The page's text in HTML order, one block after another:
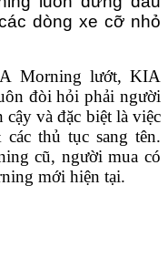
dòng xe cỡ nhỏ
Morning lướt, KIA
đòi hỏi phải người
và đặc biệt là việc
thủ tục sang tên.
cũ, người mua có
mới hiện tại.